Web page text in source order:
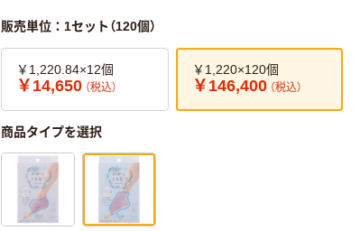
販売単位：1セット（120個）
￥1,220.84×12個
￥14,650 （税込）
￥1,220×120個
￥146,400 （税込）
商品タイプを選択